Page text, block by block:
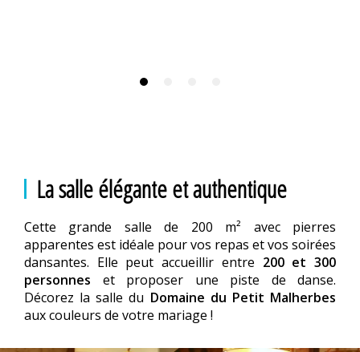
La salle élégante et authentique
Cette grande salle de 200 m² avec pierres
apparentes est idéale pour vos repas et vos soirées
dansantes. Elle peut accueillir entre 200 et 300
personnes et proposer une piste de danse.
Décorez la salle du Domaine du Petit Malherbes
aux couleurs de votre mariage !